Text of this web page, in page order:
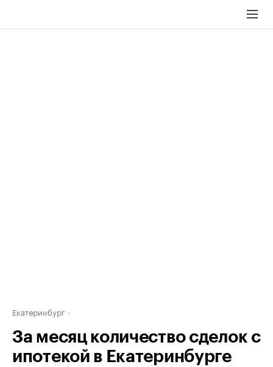
Екатеринбург
За месяц количество сделок с
ипотекой в Екатеринбурге